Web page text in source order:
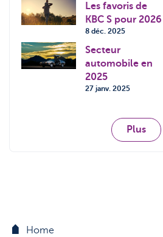
Les favoris de
KBC S pour 2026
8 déc. 2025
Secteur
automobile en
2025
27 janv. 2025
Plus
Home